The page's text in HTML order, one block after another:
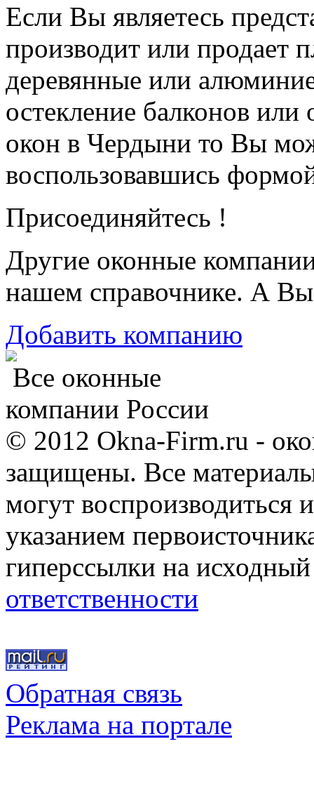
Если Вы являетесь
производит или продает
деревянные или
остекление балконов или
окон в Чердыни то Вы
воспользовавшись
Присоединяйтесь !
Другие оконные
нашем справочнике. А
Добавить компанию
Все оконные
компании России
© 2012 Okna-Firm.ru -
защищены. Все
могут воспроизводиться
указанием
гиперссылки на
ответственности
Обратная связь
Реклама на портале